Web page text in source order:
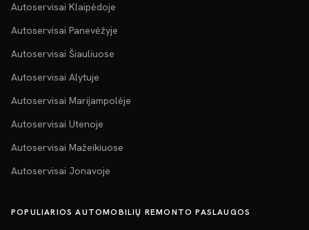
Autoservisai Klaipėdoje
Autoservisai Panevėžyje
Autoservisai Šiauliuose
Autoservisai Alytuje
Autoservisai Marijampolėje
Autoservisai Utenoje
Autoservisai Mažeikiuose
Autoservisai Jonavoje
POPULIARIOS AUTOMOBILIŲ REMONTO PASLAUGOS